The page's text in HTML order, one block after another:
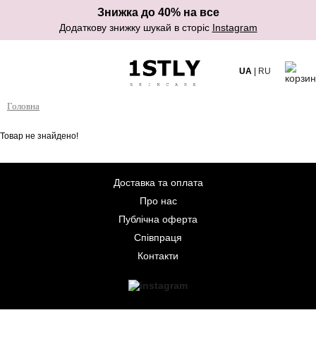
Знижка до 40% на все
Додаткову знижку шукай в сторіс Instagram
UA RU
Головна
Товар не знайдено!
Доставка та оплата
Про нас
Публічна оферта
Співпраця
Контакти